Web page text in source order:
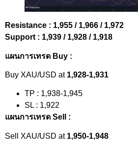
Resistance : 1,955 / 1,966 / 1,972
Support : 1,939 / 1,928 / 1,918
แผนการเทรด Buy :
Buy XAU/USD at 1,928-1,931
TP : 1,938-1,945
SL : 1,922
แผนการเทรด Sell :
Sell XAU/USD at 1,950-1,948